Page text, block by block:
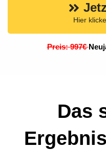
Hier
Preis: 997€
Das